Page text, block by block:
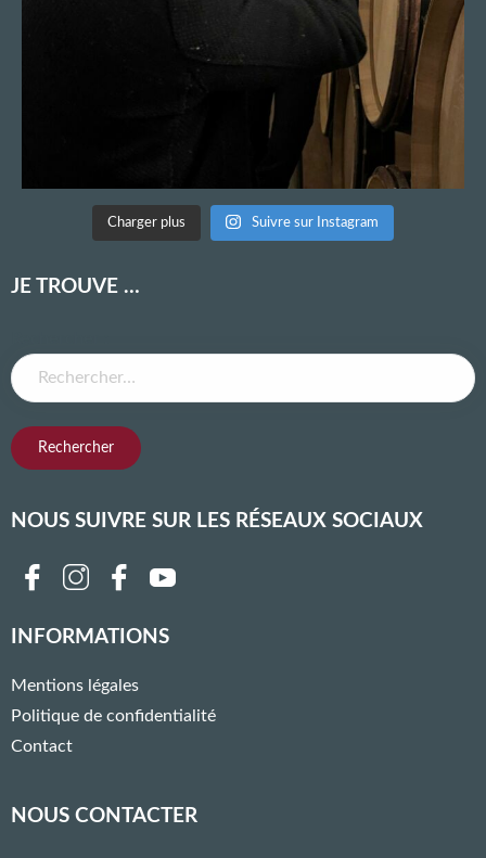
Charger plus Suivre sur Instagram
JE TROUVE …
NOUS SUIVRE SUR LES RÉSEAUX SOCIAUX
Follow us on facebook
Follow us on instagram
Follow us on twitter
Follow us on youtube
INFORMATIONS
Mentions légales
Politique de confidentialité
Contact
NOUS CONTACTER